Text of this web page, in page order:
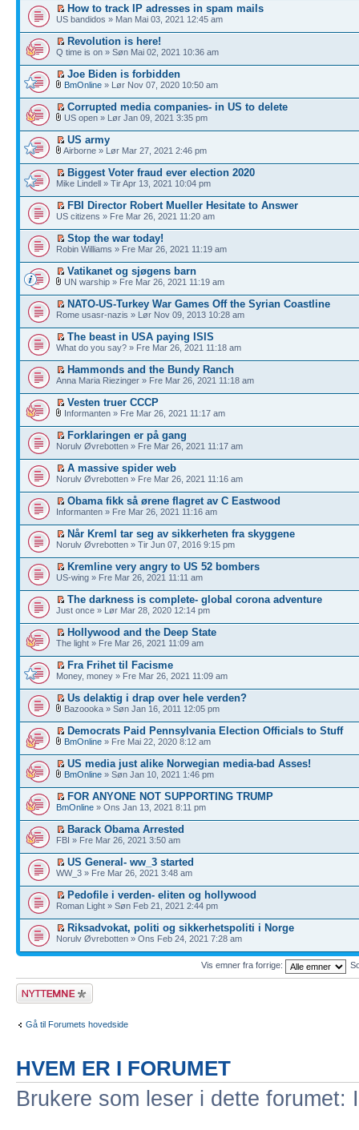
How to track IP adresses in spam mails
US bandidos » Man Mai 03, 2021 12:45 am
Revolution is here!
Q time is on » Søn Mai 02, 2021 10:36 am
Joe Biden is forbidden
BmOnline » Lør Nov 07, 2020 10:50 am
Corrupted media companies- in US to delete
US open » Lør Jan 09, 2021 3:35 pm
US army
Airborne » Lør Mar 27, 2021 2:46 pm
Biggest Voter fraud ever election 2020
Mike Lindell » Tir Apr 13, 2021 10:04 pm
FBI Director Robert Mueller Hesitate to Answer
US citizens » Fre Mar 26, 2021 11:20 am
Stop the war today!
Robin Williams » Fre Mar 26, 2021 11:19 am
Vatikanet og sjøgens barn
UN warship » Fre Mar 26, 2021 11:19 am
NATO-US-Turkey War Games Off the Syrian Coastline
Rome usasr-nazis » Lør Nov 09, 2013 10:28 am
The beast in USA paying ISIS
What do you say? » Fre Mar 26, 2021 11:18 am
Hammonds and the Bundy Ranch
Anna Maria Riezinger » Fre Mar 26, 2021 11:18 am
Vesten truer CCCP
Informanten » Fre Mar 26, 2021 11:17 am
Forklaringen er på gang
Norulv Øvrebotten » Fre Mar 26, 2021 11:17 am
A massive spider web
Norulv Øvrebotten » Fre Mar 26, 2021 11:16 am
Obama fikk så ørene flagret av C Eastwood
Informanten » Fre Mar 26, 2021 11:16 am
Når Kreml tar seg av sikkerheten fra skyggene
Norulv Øvrebotten » Tir Jun 07, 2016 9:15 pm
Kremline very angry to US 52 bombers
US-wing » Fre Mar 26, 2021 11:11 am
The darkness is complete- global corona adventure
Just once » Lør Mar 28, 2020 12:14 pm
Hollywood and the Deep State
The light » Fre Mar 26, 2021 11:09 am
Fra Frihet til Facisme
Money, money » Fre Mar 26, 2021 11:09 am
Us delaktig i drap over hele verden?
Bazoooka » Søn Jan 16, 2011 12:05 pm
Democrats Paid Pennsylvania Election Officials to Stuff
BmOnline » Fre Mai 22, 2020 8:12 am
US media just alike Norwegian media-bad Asses!
BmOnline » Søn Jan 10, 2021 1:46 pm
FOR ANYONE NOT SUPPORTING TRUMP
BmOnline » Ons Jan 13, 2021 8:11 pm
Barack Obama Arrested
FBI » Fre Mar 26, 2021 3:50 am
US General- ww_3 started
WW_3 » Fre Mar 26, 2021 3:48 am
Pedofile i verden- eliten og hollywood
Roman Light » Søn Feb 21, 2021 2:44 pm
Riksadvokat, politi og sikkerhetspoliti i Norge
Norulv Øvrebotten » Ons Feb 24, 2021 7:28 am
Vis emner fra forrige:
Legg inn et nytt
emne
Gå til Forumets hovedside
HVEM ER I FORUMET
Brukere som leser i dette